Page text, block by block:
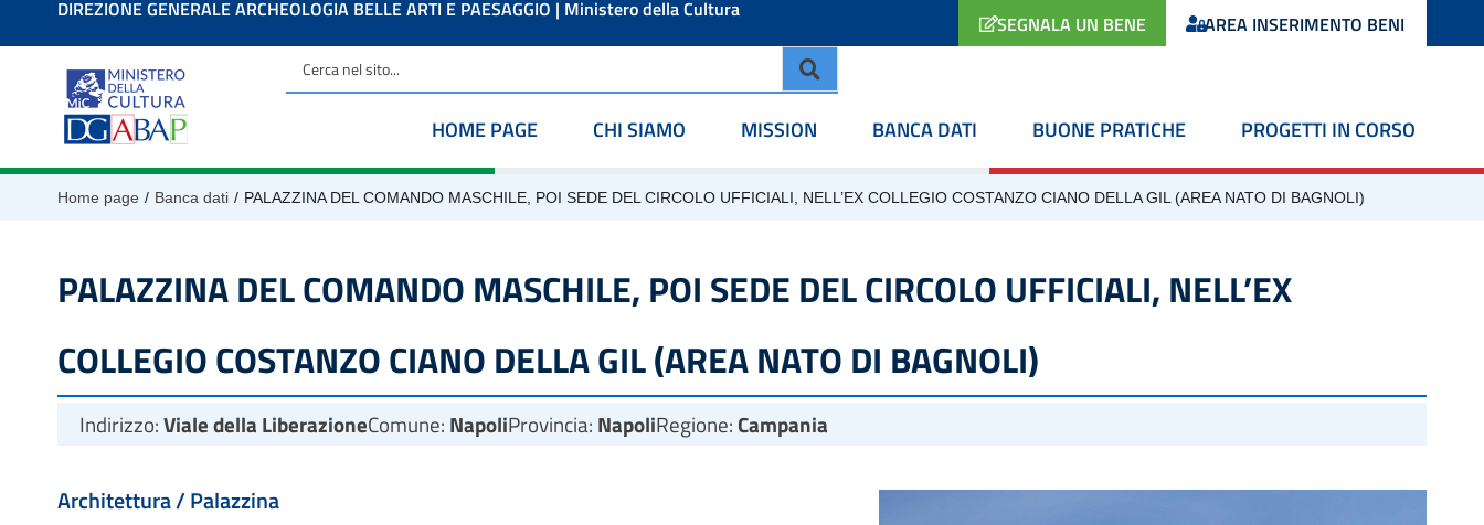
contenutoDIREZIONE GENERALE ARCHEOLOGIA BELLE ARTI E PAESAGGIO | Ministero della Cultura
SEGNALA UN BENE AREA INSERIMENTO BENI
HOME PAGE CHI SIAMO MISSION BANCA DATI BUONE PRATICHE PROGETTI IN CORSO
Home page / Banca dati / PALAZZINA DEL COMANDO MASCHILE, POI SEDE DEL CIRCOLO UFFICIALI, NELL’EX COLLEGIO COSTANZO CIANO DELLA GIL (AREA NATO DI BAGNOLI)
PALAZZINA DEL COMANDO MASCHILE, POI SEDE DEL CIRCOLO UFFICIALI, NELL’EX
COLLEGIO COSTANZO CIANO DELLA GIL (AREA NATO DI BAGNOLI)
Indirizzo:Viale della LiberazioneComune: NapoliProvincia: NapoliRegione: Campania
Architettura / Palazzina